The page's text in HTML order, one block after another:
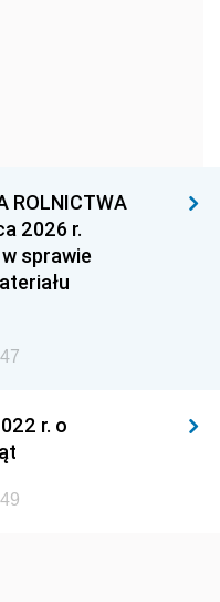
1946
1939
ROLNICTWA
2026 r.
sprawie
r. o